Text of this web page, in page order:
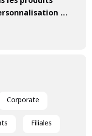
au
client
Corporate
Filiales